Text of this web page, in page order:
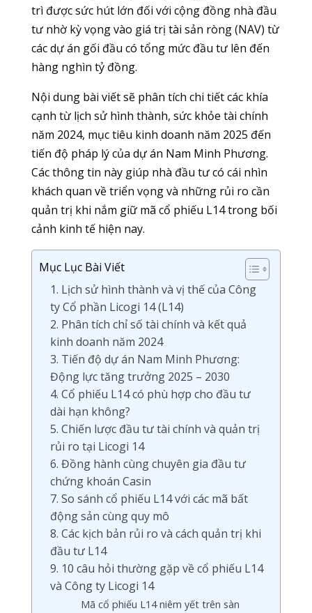
trì được sức hút lớn đối với cộng đồng nhà đầu
tư nhờ kỳ vọng vào giá trị tài sản ròng (NAV) từ
các dự án gối đầu có tổng mức đầu tư lên đến
hàng nghìn tỷ đồng.
Nội dung bài viết sẽ phân tích chi tiết các khía
cạnh từ lịch sử hình thành, sức khỏe tài chính
năm 2024, mục tiêu kinh doanh năm 2025 đến
tiến độ pháp lý của dự án Nam Minh Phương.
Các thông tin này giúp nhà đầu tư có cái nhìn
khách quan về triển vọng và những rủi ro cần
quản trị khi nắm giữ mã cổ phiếu L14 trong bối
cảnh kinh tế hiện nay.
Mục Lục Bài Viết
1. Lịch sử hình thành và vị thế của Công
ty Cổ phần Licogi 14 (L14)
2. Phân tích chỉ số tài chính và kết quả
kinh doanh năm 2024
3. Tiến độ dự án Nam Minh Phương:
Động lực tăng trưởng 2025 – 2030
4. Cổ phiếu L14 có phù hợp cho đầu tư
dài hạn không?
5. Chiến lược đầu tư tài chính và quản trị
rủi ro tại Licogi 14
6. Đồng hành cùng chuyên gia đầu tư
chứng khoán Casin
7. So sánh cổ phiếu L14 với các mã bất
động sản cùng quy mô
8. Các kịch bản rủi ro và cách quản trị khi
đầu tư L14
9. 10 câu hỏi thường gặp về cổ phiếu L14
và Công ty Licogi 14
Mã cổ phiếu L14 niêm yết trên sàn